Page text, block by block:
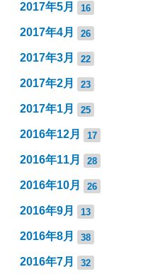
2017年5月 16
2017年4月 26
2017年3月 22
2017年2月 23
2017年1月 25
2016年12月 17
2016年11月 28
2016年10月 26
2016年9月 13
2016年8月 38
2016年7月 32